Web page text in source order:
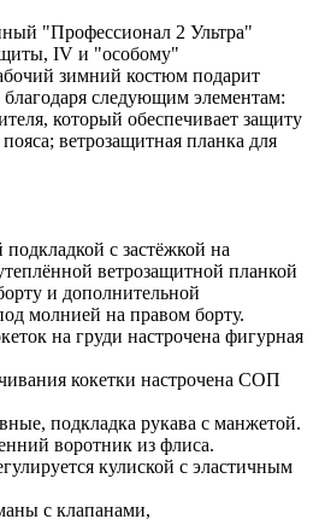
"Профессионал 2 Ультра"
IV и "особому"
зимний костюм подарит
следующим элементам:
который обеспечивает защиту
ветрозащитная планка для
с застёжкой на
ветрозащитной планкой
и дополнительной
молнией на правом борту.
на груди настрочена фигурная
кокетки настрочена СОП
подкладка рукава с манжетой.
воротник из флиса.
кулиской с эластичным
с клапанами,